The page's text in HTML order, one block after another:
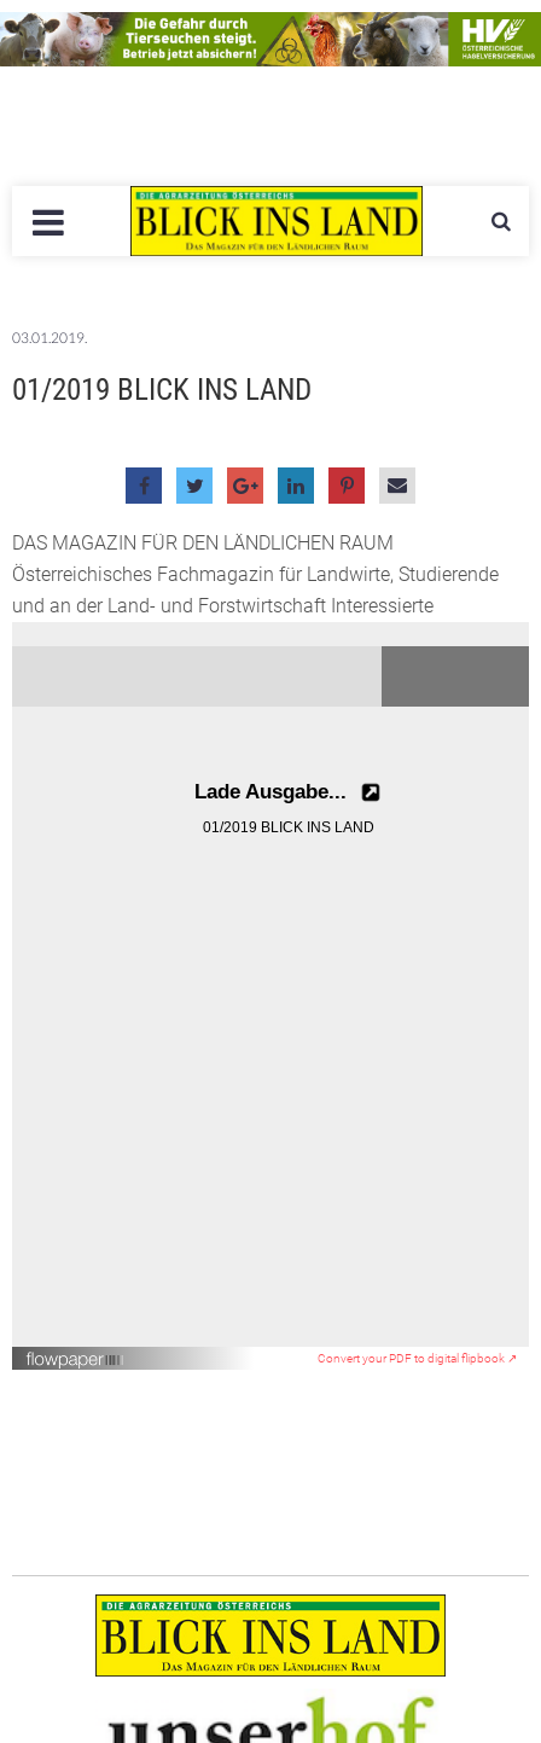
03.01.2019.
01/2019 BLICK INS LAND
DAS MAGAZIN FÜR DEN LÄNDLICHEN RAUM
Österreichisches Fachmagazin für Landwirte, Studierende
und an der Land- und Forstwirtschaft Interessierte
Convert your PDF to digital flipbook ↗